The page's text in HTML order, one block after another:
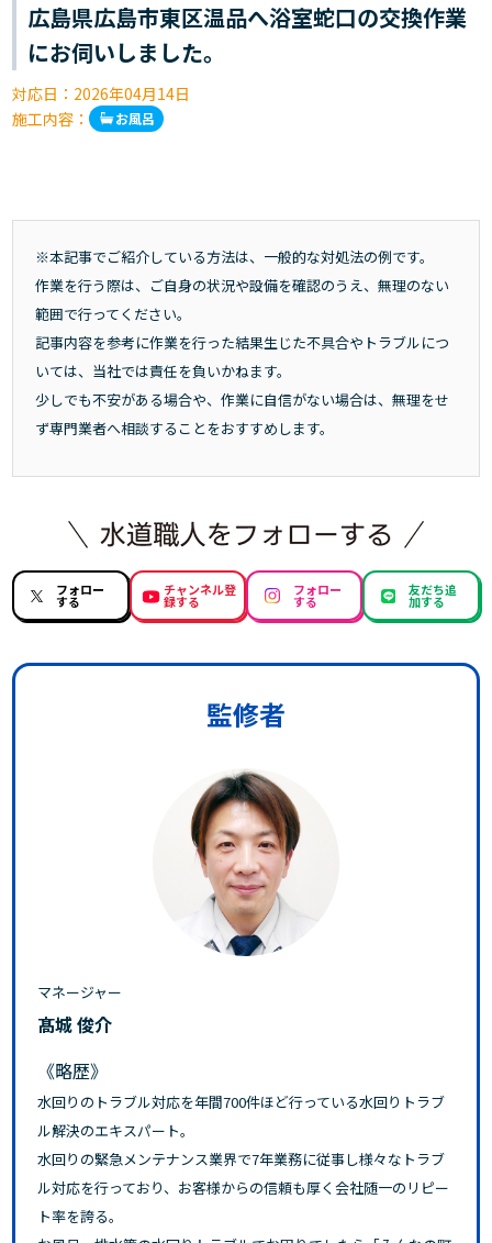
広島県広島市東区温品へ浴室蛇口の交換作業
にお伺いしました。
対応日： 2026年04月14日
施工内容：
お風呂
※本記事でご紹介している方法は、一般的な対処法の例です。
作業を行う際は、ご自身の状況や設備を確認のうえ、無理のない
範囲で行ってください。
記事内容を参考に作業を行った結果生じた不具合やトラブルにつ
いては、当社では責任を負いかねます。
少しでも不安がある場合や、作業に自信がない場合は、無理をせ
ず専門業者へ相談することをおすすめします。
フォロー
する
チャンネル登
録する
フォロー
する
友だち追
加する
監修者
マネージャー
髙城 俊介
《略歴》
水回りのトラブル対応を年間700件ほど行っている水回りトラブ
ル解決のエキスパート。
水回りの緊急メンテナンス業界で7年業務に従事し様々なトラブ
ル対応を行っており、お客様からの信頼も厚く会社随一のリピー
ト率を誇る。